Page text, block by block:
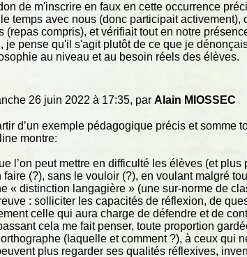
de m'inscrire en faux en cette occurrence
temps avec nous (donc participait
(repas compris), et vérifiait tout en notre
je pense qu'il s'agit plutôt de ce que je
au niveau et au besoin réels des élèves.
26 juin 2022 à 17:35, par Alain MIOSSEC
d’un exemple pédagogique précis et somme
montre:
l’on peut mettre en difficulté les élèves (et
faire (?), sans le vouloir (?), en voulant malgré
« distinction langagière » (une sur-norme de
: solliciter les capacités de réflexion, de
celle qui aura charge de défendre et de
cela me fait penser, toute proportion
(laquelle et comment ?), à ceux qui
plus regarder ses qualités réflexives,